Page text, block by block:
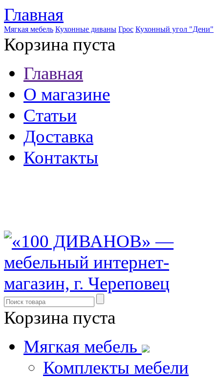
Главная
Мягкая мебель Кухонные диваны Грос Кухонный угол "Дени"
Корзина пуста
Главная
О магазине
Статьи
Доставка
Контакты
Корзина пуста
Мягкая мебель
Комплекты мебели